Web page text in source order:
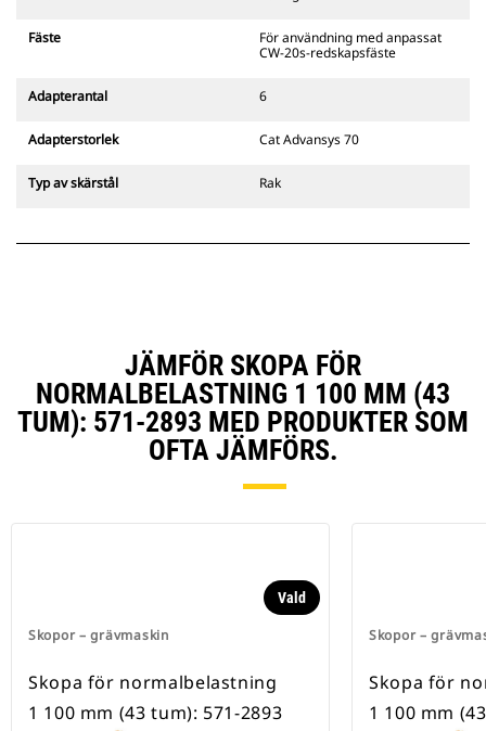
311–352 och alla hjulburna
dikesbredd finns även tillgängliga.
det CW-anpassade redskapsfästet
redskapsfästets gångjärn. CW-
redskapen.
Fäste
För användning med anpassat
CW-20s-redskapsfäste
Adapterantal 6
Adapterstorlek Cat Advansys 70
Typ av skärstål Rak
JÄMFÖR SKOPA FÖR
NORMALBELASTNING 1 100 MM (43
TUM): 571-2893 MED PRODUKTER SOM
OFTA JÄMFÖRS.
Skopor – grävmaskin
Vald
Skopa för normalbelastning
1 100 mm (43 tum): 571-2893
Skopor –
Skopa för
1 100 mm